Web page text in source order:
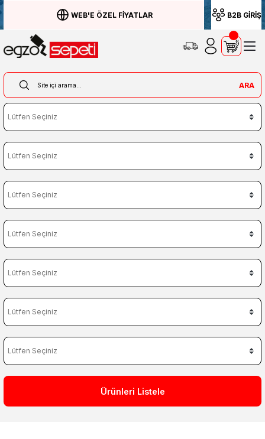
WEB'E ÖZEL FİYATLAR B2B GİRİŞ
ARA
Ürünleri Listele